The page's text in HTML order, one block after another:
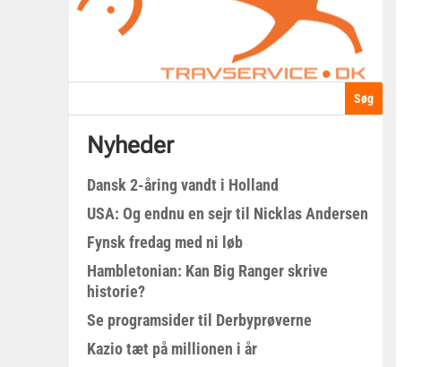
Nyheder
Dansk 2-åring vandt i Holland
USA: Og endnu en sejr til Nicklas Andersen
Fynsk fredag med ni løb
Hambletonian: Kan Big Ranger skrive
historie?
Se programsider til Derbyprøverne
Kazio tæt på millionen i år